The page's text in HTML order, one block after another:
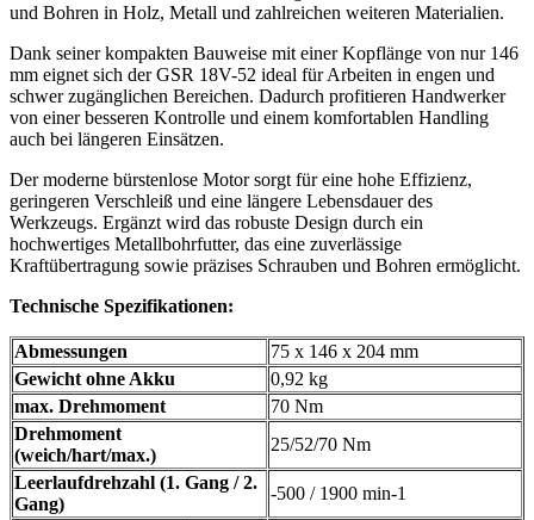
und Bohren in Holz, Metall und zahlreichen weiteren Materialien.
Dank seiner kompakten Bauweise mit einer Kopflänge von nur 146
mm eignet sich der GSR 18V-52 ideal für Arbeiten in engen und
schwer zugänglichen Bereichen. Dadurch profitieren Handwerker
von einer besseren Kontrolle und einem komfortablen Handling
auch bei längeren Einsätzen.
Der moderne bürstenlose Motor sorgt für eine hohe Effizienz,
geringeren Verschleiß und eine längere Lebensdauer des
Werkzeugs. Ergänzt wird das robuste Design durch ein
hochwertiges Metallbohrfutter, das eine zuverlässige
Kraftübertragung sowie präzises Schrauben und Bohren ermöglicht.
Technische Spezifikationen:
Abmessungen
75 x 146 x 204 mm
Gewicht ohne Akku
0,92 kg
max. Drehmoment
70 Nm
Drehmoment
(weich/hart/max.)
25/52/70 Nm
Leerlaufdrehzahl (1. Gang / 2.
Gang)
-500 / 1900 min-1